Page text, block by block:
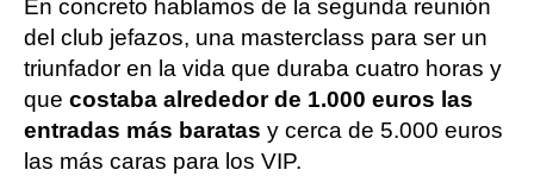
En concreto hablamos de la segunda reunión
del club jefazos, una masterclass para ser un
triunfador en la vida que duraba cuatro horas y
que costaba alrededor de 1.000 euros las
entradas más baratas y cerca de 5.000 euros
las más caras para los VIP.